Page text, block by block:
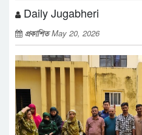
Daily Jugabheri
প্রকাশিতMay 20, 2026